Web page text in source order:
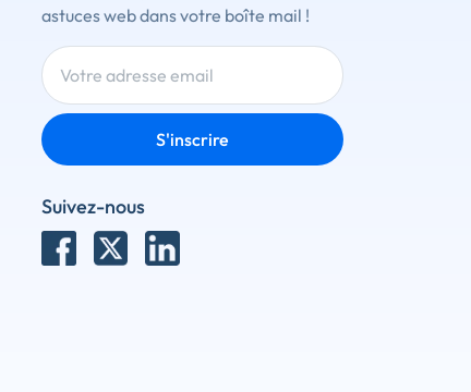
astuces web dans votre boîte mail !
S'inscrire
Suivez-nous